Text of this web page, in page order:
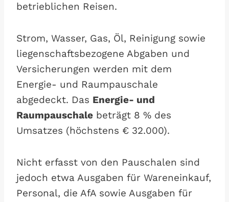
betrieblichen Reisen.
Strom, Wasser, Gas, Öl, Reinigung sowie
liegenschaftsbezogene Abgaben und
Versicherungen werden mit dem
Energie- und Raumpauschale
abgedeckt. Das Energie- und
Raumpauschale beträgt 8 % des
Umsatzes (höchstens € 32.000).
Nicht erfasst von den Pauschalen sind
jedoch etwa Ausgaben für Wareneinkauf,
Personal, die AfA sowie Ausgaben für